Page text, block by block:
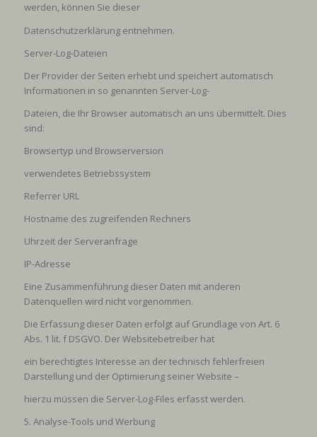
werden, können Sie dieser
Datenschutzerklärung entnehmen.
Server-Log-Dateien
Der Provider der Seiten erhebt und speichert automatisch
Informationen in so genannten Server-Log-
Dateien, die Ihr Browser automatisch an uns übermittelt. Dies
sind:
Browsertyp und Browserversion
verwendetes Betriebssystem
Referrer URL
Hostname des zugreifenden Rechners
Uhrzeit der Serveranfrage
IP-Adresse
Eine Zusammenführung dieser Daten mit anderen
Datenquellen wird nicht vorgenommen.
Die Erfassung dieser Daten erfolgt auf Grundlage von Art. 6
Abs. 1 lit. f DSGVO. Der Websitebetreiber hat
ein berechtigtes Interesse an der technisch fehlerfreien
Darstellung und der Optimierung seiner Website –
hierzu müssen die Server-Log-Files erfasst werden.
5. Analyse-Tools und Werbung